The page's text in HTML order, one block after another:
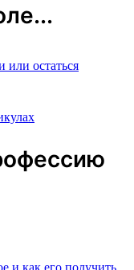
или остаться
и как его получить